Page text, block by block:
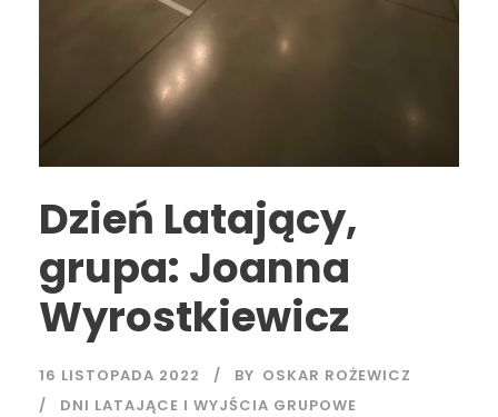
Dzień Latający,
grupa: Joanna
Wyrostkiewicz
16 LISTOPADA 2022 BY OSKAR ROŻEWICZ
DNI LATAJĄCE I WYJŚCIA GRUPOWE